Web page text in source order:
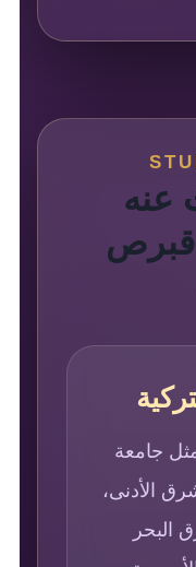
عنه
قبرص
جامعة
الأدنى،
البحر